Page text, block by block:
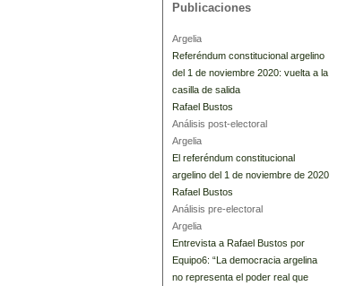
Publicaciones
Argelia
Referéndum constitucional argelino
del 1 de noviembre 2020: vuelta a la
casilla de salida
Rafael Bustos
Análisis post-electoral
Argelia
El referéndum constitucional
argelino del 1 de noviembre de 2020
Rafael Bustos
Análisis pre-electoral
Argelia
Entrevista a Rafael Bustos por
Equipo6: “La democracia argelina
no representa el poder real que